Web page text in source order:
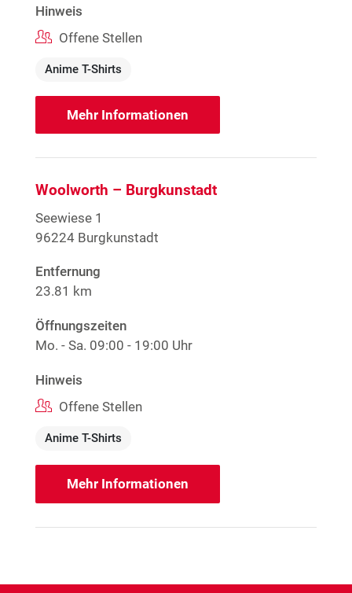
Hinweis
Offene Stellen
Anime T-Shirts
Mehr Informationen
Woolworth – Burgkunstadt
Seewiese 1
96224 Burgkunstadt
Entfernung
23.81 km
Öffnungszeiten
Mo. - Sa. 09:00 - 19:00 Uhr
Hinweis
Offene Stellen
Anime T-Shirts
Mehr Informationen